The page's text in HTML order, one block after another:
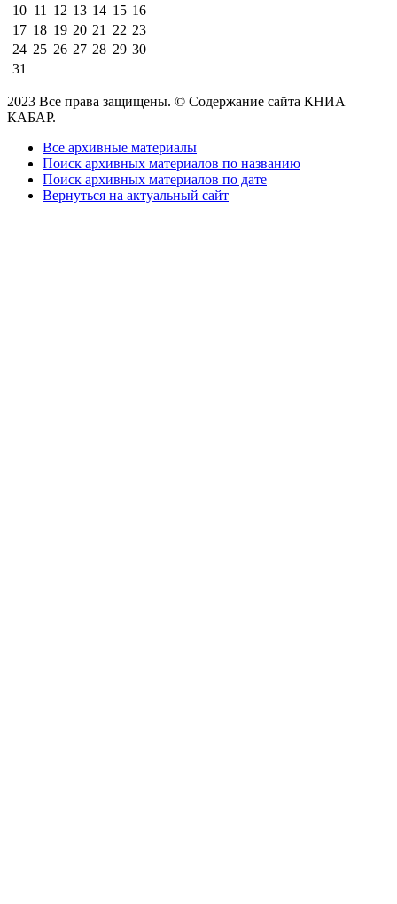
10 11 12 13 14 15 16
17 18 19 20 21 22 23
24 25 26 27 28 29 30
31
2023 Все права защищены. © Содержание сайта КНИА
КАБАР.
Все архивные материалы
Поиск архивных материалов по названию
Поиск архивных материалов по дате
Вернуться на актуальный сайт